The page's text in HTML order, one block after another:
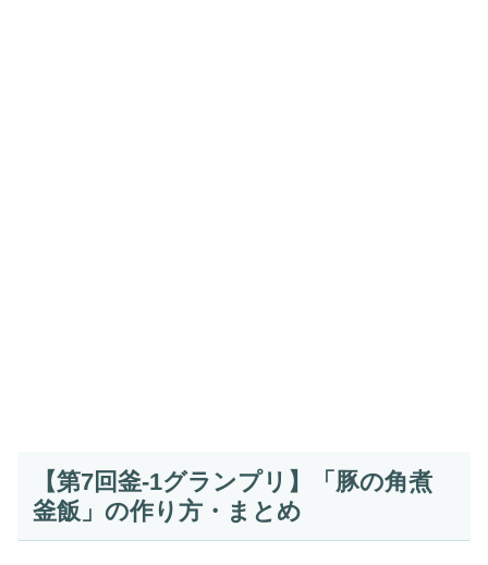
【第7回釜-1グランプリ】「豚の角煮
釜飯」の作り方・まとめ